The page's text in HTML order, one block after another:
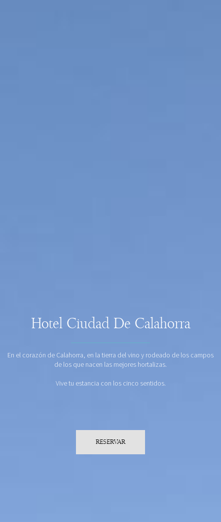
Hotel Ciudad De Calahorra
En el corazón de Calahorra, en la tierra del vino y rodeado de los campos
de los que nacen las mejores hortalizas.
Vive tu estancia con los cinco sentidos.
RESERVAR